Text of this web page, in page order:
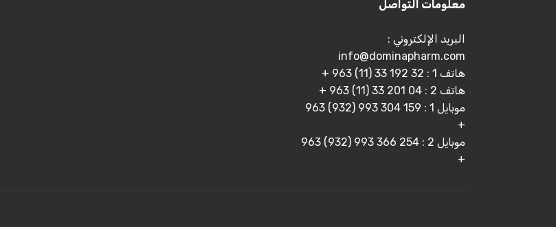
معلومات التواصل
البريد الإلكتروني :
info@dominapharm.com
هاتف 1 : 32 192 33 (11) 963 +
هاتف 2 : 04 201 33 (11) 963 +
موبايل 1 : 159 304 993 (932) 963
+
موبايل 2 : 254 366 993 (932) 963
+